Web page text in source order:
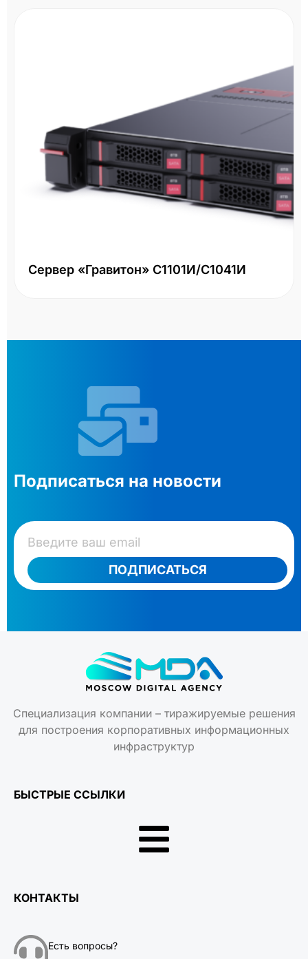
Сервер «Гравитон» С1101И/С1041И
Подписаться на новости
ПОДПИСАТЬСЯ
Специализация компании – тиражируемые решения
для построения корпоративных информационных
инфраструктур
БЫСТРЫЕ ССЫЛКИ
КОНТАКТЫ
Есть вопросы?